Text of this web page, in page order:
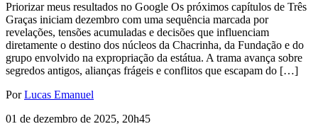
Priorizar meus resultados no Google Os próximos capítulos de Três
Graças iniciam dezembro com uma sequência marcada por
revelações, tensões acumuladas e decisões que influenciam
diretamente o destino dos núcleos da Chacrinha, da Fundação e do
grupo envolvido na expropriação da estátua. A trama avança sobre
segredos antigos, alianças frágeis e conflitos que escapam do […]
PorLucas Emanuel
01 de dezembro de 2025, 20h45